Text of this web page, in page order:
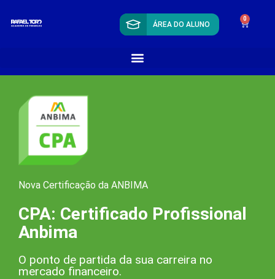
ÁREA DO ALUNO
0
Nova Certificação da ANBIMA
CPA: Certificado Profissional
Anbima
O ponto de partida da sua carreira no
mercado financeiro.